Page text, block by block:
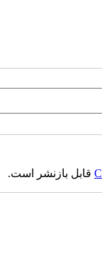
قابل بازنشر است.